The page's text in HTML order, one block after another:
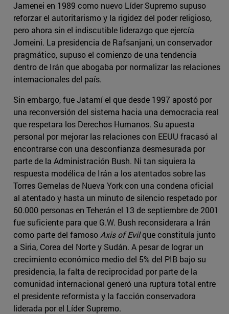
Jamenei en 1989 como nuevo Líder Supremo supuso
reforzar el autoritarismo y la rigidez del poder religioso,
pero ahora sin el indiscutible liderazgo que ejercía
Jomeini. La presidencia de Rafsanjani, un conservador
pragmático, supuso el comienzo de una tendencia
dentro de Irán que abogaba por normalizar las relaciones
internacionales del país.
Sin embargo, fue Jatamí el que desde 1997 apostó por
una reconversión del sistema hacia una democracia real
que respetara los Derechos Humanos. Su apuesta
personal por mejorar las relaciones con EEUU fracasó al
encontrarse con una desconfianza desmesurada por
parte de la Administración Bush. Ni tan siquiera la
respuesta modélica de Irán a los atentados sobre las
Torres Gemelas de Nueva York con una condena oficial
al atentado y hasta un minuto de silencio respetado por
60.000 personas en Teherán el 13 de septiembre de 2001
fue suficiente para que G.W. Bush reconsiderara a Irán
como parte del famoso Axis of Evilque constituía junto
a Siria, Corea del Norte y Sudán. A pesar de lograr un
crecimiento económico medio del 5% del PIB bajo su
presidencia, la falta de reciprocidad por parte de la
comunidad internacional generó una ruptura total entre
el presidente reformista y la facción conservadora
liderada por el Líder Supremo.